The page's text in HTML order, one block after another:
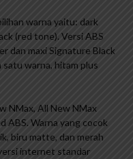
warna yaitu: dark
(red tone). Versi ABS
dan maxi Signature Black
warna, hitam plus
NMax, All New NMax
ABS. Warna yang cocok
biru matte, dan merah
internet standar